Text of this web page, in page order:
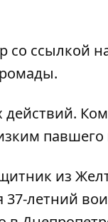
со ссылкой
действий.
павшего
из
37-летний